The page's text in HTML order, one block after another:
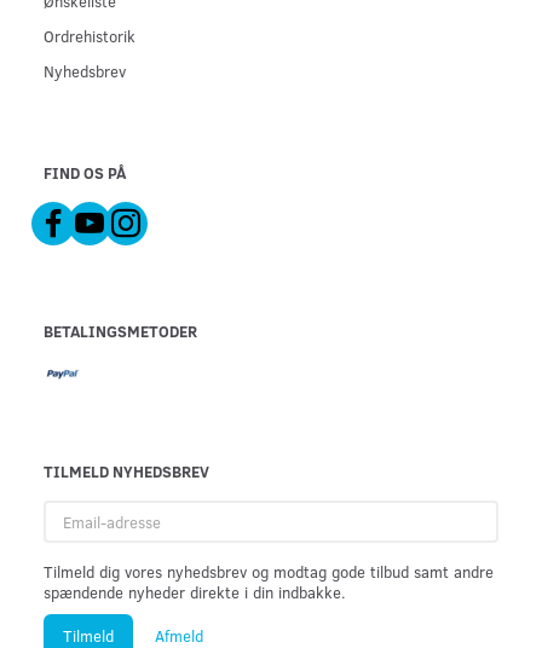
Ordrehistorik
Nyhedsbrev
FIND OS PÅ
BETALINGSMETODER
TILMELD NYHEDSBREV
adresse
Tilmeld dig vores nyhedsbrev og modtag gode tilbud samt andre
spændende nyheder direkte i din indbakke.
Tilmeld Afmeld